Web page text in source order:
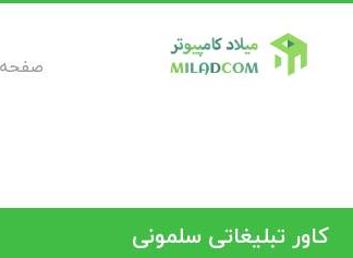
کاور تبلیغاتی سلمونی